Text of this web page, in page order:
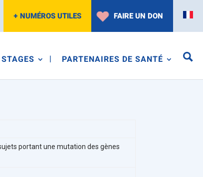
+ NUMÉROS UTILES FAIRE UN DON
PARTENAIRES DE SANTÉ
portant une mutation des gènes